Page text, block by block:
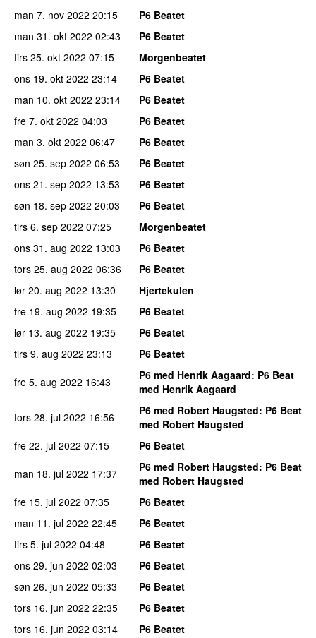
man 7. nov 2022 20:15
P6 Beatet
man 31. okt 2022 02:43
P6 Beatet
tirs 25. okt 2022 07:15
Morgenbeatet
ons 19. okt 2022 23:14
P6 Beatet
man 10. okt 2022 23:14
P6 Beatet
fre 7. okt 2022 04:03
P6 Beatet
man 3. okt 2022 06:47
P6 Beatet
søn 25. sep 2022 06:53
P6 Beatet
ons 21. sep 2022 13:53
P6 Beatet
søn 18. sep 2022 20:03
P6 Beatet
tirs 6. sep 2022 07:25
Morgenbeatet
ons 31. aug 2022 13:03
P6 Beatet
tors 25. aug 2022 06:36
P6 Beatet
lør 20. aug 2022 13:30
Hjertekulen
fre 19. aug 2022 19:35
P6 Beatet
lør 13. aug 2022 19:35
P6 Beatet
tirs 9. aug 2022 23:13
P6 Beatet
fre 5. aug 2022 16:43 P6 med Henrik Aagaard: P6 Beat
med Henrik Aagaard
tors 28. jul 2022 16:56 P6 med Robert Haugsted: P6 Beat
med Robert Haugsted
fre 22. jul 2022 07:15
P6 Beatet
man 18. jul 2022 17:37 P6 med Robert Haugsted: P6 Beat
med Robert Haugsted
fre 15. jul 2022 07:35
P6 Beatet
man 11. jul 2022 22:45
P6 Beatet
tirs 5. jul 2022 04:48
P6 Beatet
ons 29. jun 2022 02:03
P6 Beatet
søn 26. jun 2022 05:33
P6 Beatet
tors 16. jun 2022 22:35
P6 Beatet
tors 16. jun 2022 03:14
P6 Beatet